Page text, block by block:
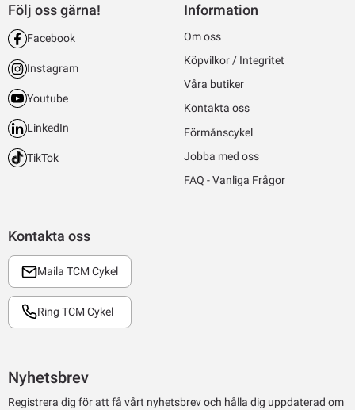
Kontakta oss
Maila TCM Cykel
Ring TCM Cykel
Följ oss gärna!
Facebook
Instagram
Youtube
LinkedIn
TikTok
Information
Om oss
Köpvilkor / Integritet
Våra butiker
Kontakta oss
Förmånscykel
Jobba med oss
FAQ - Vanliga Frågor
Nyhetsbrev
Registrera dig för att få vårt nyhetsbrev och hålla dig uppdaterad om